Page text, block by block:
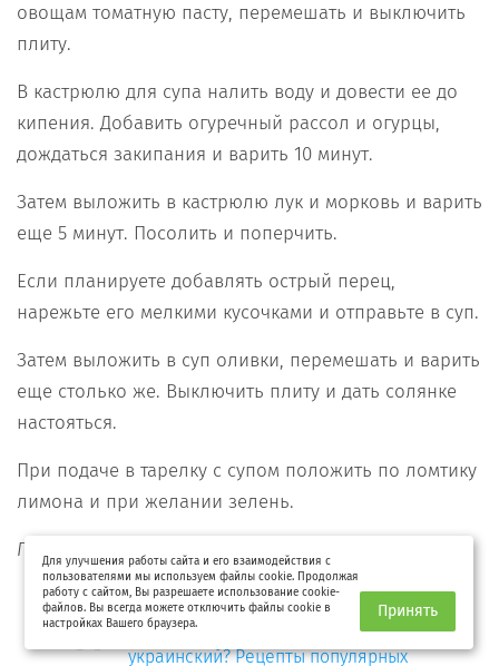
овощам томатную пасту, перемешать и выключить
плиту.
В кастрюлю для супа налить воду и довести ее до
кипения. Добавить огуречный рассол и огурцы,
дождаться закипания и варить 10 минут.
Затем выложить в кастрюлю лук и морковь и варить
еще 5 минут. Посолить и поперчить.
Если планируете добавлять острый перец,
нарежьте его мелкими кусочками и отправьте в суп.
Затем выложить в суп оливки, перемешать и варить
еще столько же. Выключить плиту и дать солянке
настояться.
При подаче в тарелку с супом положить по ломтику
лимона и при желании зелень.
Приятного аппетита!
Классический, без мяса или
украинский? Рецепты популярных
Для улучшения работы сайта и его взаимодействия с
пользователями мы используем файлы cookie. Продолжая
работу с сайтом, Вы разрешаете использование cookie-
файлов. Вы всегда можете отключить файлы cookie в
настройках Вашего браузера.
Принять